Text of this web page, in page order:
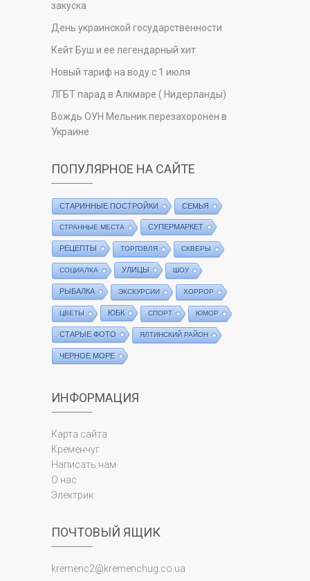
закуска
День украинской государственности
Кейт Буш и ее легендарный хит
Новый тариф на воду с 1 июля
ЛГБТ парад в Алкмаре ( Нидерланды)
Вождь ОУН Мельник перезахоронен в
Украине
ПОПУЛЯРНОЕ НА САЙТЕ
СТАРИННЫЕ ПОСТРОЙКИ СЕМЬЯ
СТРАННЫЕ МЕСТА СУПЕРМАРКЕТ
РЕЦЕПТЫ ТОРГОВЛЯ СКВЕРЫ
СОЦИАЛКА УЛИЦЫ ШОУ
РЫБАЛКА ЭКСКУРСИИ ХОРРОР
ЦВЕТЫ ЮБК СПОРТ ЮМОР
СТАРЫЕ ФОТО ЯЛТИНСКИЙ РАЙОН
ЧЕРНОЕ МОРЕ
ИНФОРМАЦИЯ
Карта сайта
Кременчуг
Написать нам
О нас
Электрик
ПОЧТОВЫЙ ЯЩИК
kremenc2@kremenchug.co.ua